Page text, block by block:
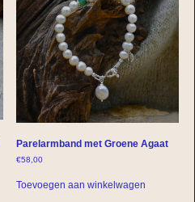
Parelarmband met Groene Agaat
€58,00
Toevoegen aan winkelwagen